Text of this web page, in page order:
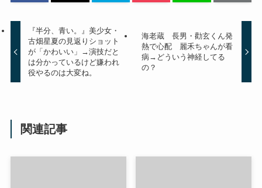
『半分、青い。』美少女・
古畑星夏の見返りショット
が「かわいい」→演技だと
は分かっているけど嫌われ
役やるのは大変ね。
海老蔵 長男・勸玄くん発
熱で心配 麗禾ちゃんが看
病→どういう神経してる
の？
関連記事